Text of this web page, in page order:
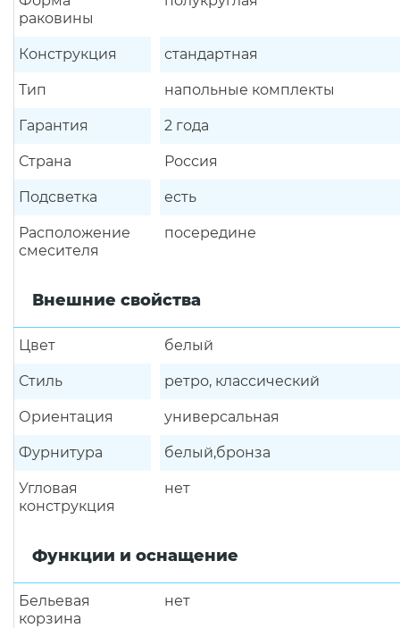
раковины
Конструкция стандартная
Тип напольные комплекты
Гарантия 2 года
Страна Россия
Подсветка есть
Расположение
смесителя
посередине
Внешние свойства
Цвет белый
Стиль ретро, классический
Ориентация универсальная
Фурнитура белый,бронза
Угловая
конструкция
нет
Функции и оснащение
Бельевая
корзина
нет